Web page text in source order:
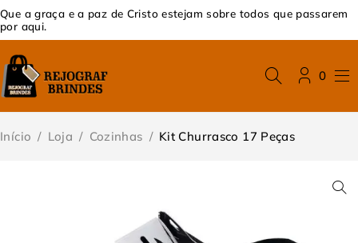
Que a graça e a paz de Cristo estejam sobre todos que passarem
por aqui.
0
Início / Loja / Cozinhas / Kit Churrasco 17 Peças